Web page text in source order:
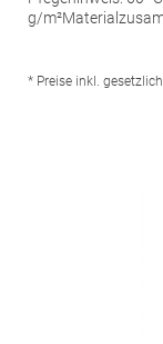
g/
Hersteller: Halink
Oldenzaal
* Preise inkl.